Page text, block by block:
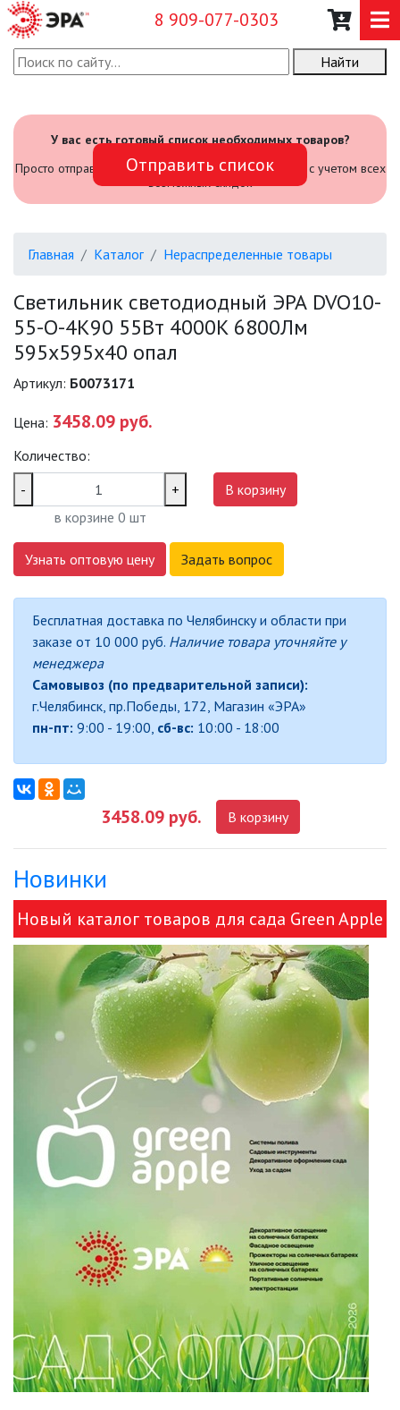
8 909-077-0303
О КОМПАНИИ
САДОВЫЙ ИНВЕНТАРЬ И
ИНСТРУМЕНТЫ
ОФИСНЫЕ ПОДВЕСНЫЕ
ПРОЖЕКТОРЫ
САДОВЫЕ СВЕТИЛЬНИКИ
СВЕТИЛЬНИКИ
СВЕТИЛЬНИКИ ДЛЯ РОСТА
РАСТЕНИЙ (ФИТОСВЕТИЛЬНИКИ)
АКСЕССУАРЫ ДЛЯ
ЭЛЕКТРОМОНТАЖА
БАКТЕРИЦИДНЫЕ ЛАМПЫ
ДАТЧИКИ ДВИЖЕНИЯ И
ДЕКОРАТИВНАЯ ПОДСВЕТКА
ДЕКОРАТИВНЫЕ СВЕТИЛЬНИКИ
ИЗОЛЯЦИОННАЯ ЛЕНТА
ИНФРАКРАСНЫЕ ЛАМПЫ
ИСТОЧНИКИ СВЕТА
КАБЕЛЕНЕСУЩИЕ СИСТЕМЫ
КАБЕЛЬ
КЛЕЙКИЕ ЛЕНТЫ
ЛИНЕЙНЫЕ СВЕТОДИОДНЫЕ
СВЕТИЛЬНИКИ
ЛЮСТРЫ
МОДУЛЬНЫЕ СИСТЕМЫ
ОСВЕЩЕНИЯ (LED МОДУЛИ)
Найти
У вас есть готовый список необходимых товаров?
Просто отправьте его нам и мы посчитаем стоимость с учетом всех
возможных скидок
Отправить список
Главная Каталог Нераспределенные товары
Светильник светодиодный ЭРА DVO10-
55-O-4K90 55Вт 4000K 6800Лм
595х595х40 опал
Артикул: Б0073171
Цена: 3458.09 руб.
Количество:
-
+
в корзине 0 шт
В корзину
Узнать оптовую цену Задать вопрос
Бесплатная доставка по Челябинску и области при
заказе от 10 000 руб. Наличие товара уточняйте у
менеджера
Самовывоз (по предварительной записи):
г.Челябинск, пр.Победы, 172, Магазин «ЭРА»
пн-пт: 9:00 - 19:00, сб-вс: 10:00 - 18:00
3458.09 руб. В корзину
Новинки
Новый каталог товаров для сада Green Apple
и ЭРА!